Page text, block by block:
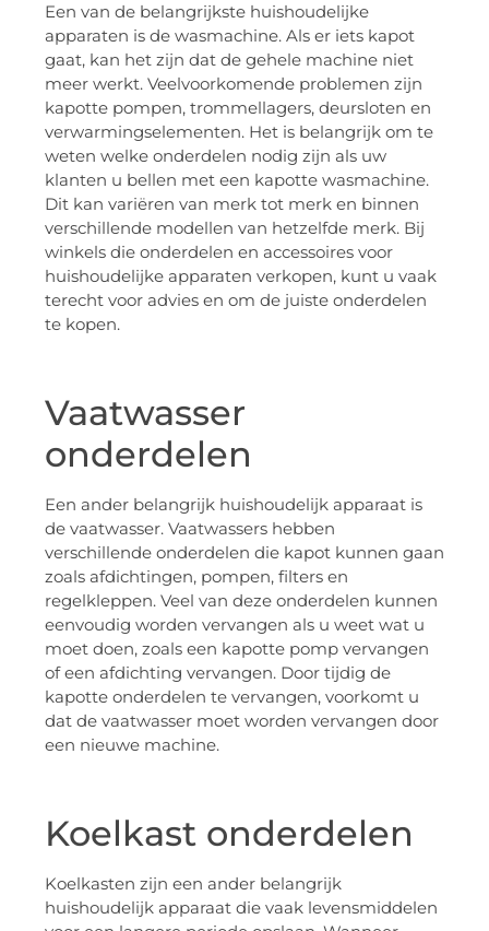
Een van de belangrijkste huishoudelijke
apparaten is de wasmachine. Als er iets kapot
gaat, kan het zijn dat de gehele machine niet
meer werkt. Veelvoorkomende problemen zijn
kapotte pompen, trommellagers, deursloten en
verwarmingselementen. Het is belangrijk om te
weten welke onderdelen nodig zijn als uw
klanten u bellen met een kapotte wasmachine.
Dit kan variëren van merk tot merk en binnen
verschillende modellen van hetzelfde merk. Bij
winkels die onderdelen en accessoires voor
huishoudelijke apparaten verkopen, kunt u vaak
terecht voor advies en om de juiste onderdelen
te kopen.
Vaatwasser
onderdelen
Een ander belangrijk huishoudelijk apparaat is
de vaatwasser. Vaatwassers hebben
verschillende onderdelen die kapot kunnen gaan
zoals afdichtingen, pompen, filters en
regelkleppen. Veel van deze onderdelen kunnen
eenvoudig worden vervangen als u weet wat u
moet doen, zoals een kapotte pomp vervangen
of een afdichting vervangen. Door tijdig de
kapotte onderdelen te vervangen, voorkomt u
dat de vaatwasser moet worden vervangen door
een nieuwe machine.
Koelkast onderdelen
Koelkasten zijn een ander belangrijk
huishoudelijk apparaat die vaak levensmiddelen